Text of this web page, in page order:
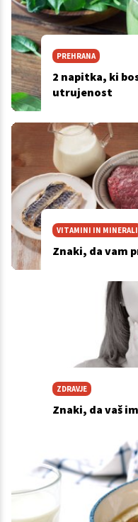
PREHRANA
2 napitka, ki
utrujenost
VITAMINI IN MINERALI
Znaki, da vam
ZDRAVJE
Znaki, da vaš